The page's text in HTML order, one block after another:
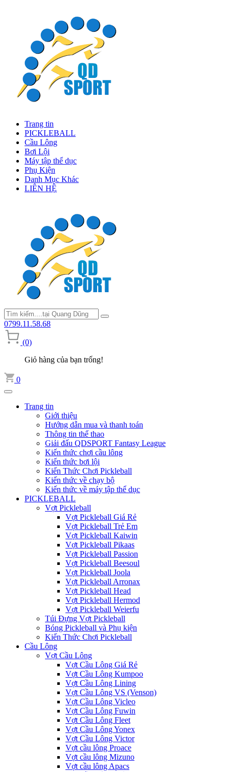
Trang tin
PICKLEBALL
Cầu Lông
Bơi Lội
Máy tập thể dục
Phụ Kiện
Danh Mục Khác
LIÊN HỆ
0799.11.58.68
(0)
Giỏ hàng của bạn trống!
0
Trang tin
Giới thiệu
Hướng dẫn mua và thanh toán
Thông tin thể thao
Giải đấu QDSPORT Fantasy League
Kiến thức chơi cầu lông
Kiến thức bơi lội
Kiến Thức Chơi Pickleball
Kiến thức về chạy bộ
Kiến thức về máy tập thể dục
PICKLEBALL
Vợt Pickleball
Vợt Pickleball Giá Rẻ
Vợt Pickleball Trẻ Em
Vợt Pickleball Kaiwin
Vợt Pickleball Pikaas
Vợt Pickleball Passion
Vợt Pickleball Beesoul
Vợt Pickleball Joola
Vợt Pickleball Arronax
Vợt Pickleball Head
Vợt Pickleball Hermod
Vợt Pickleball Weierfu
Túi Đựng Vợt Pickleball
Bóng Pickleball và Phụ kiện
Kiến Thức Chơi Pickleball
Cầu Lông
Vợt Cầu Lông
Vợt Cầu Lông Giá Rẻ
Vợt Cầu Lông Kumpoo
Vợt Cầu Lông Lining
Vợt Cầu Lông VS (Venson)
Vợt Cầu Lông Vicleo
Vợt Cầu Lông Fuwin
Vợt Cầu Lông Fleet
Vợt Cầu Lông Yonex
Vợt Cầu Lông Victor
Vợt cầu lông Proace
Vợt cầu lông Mizuno
Vợt cầu lông Apacs